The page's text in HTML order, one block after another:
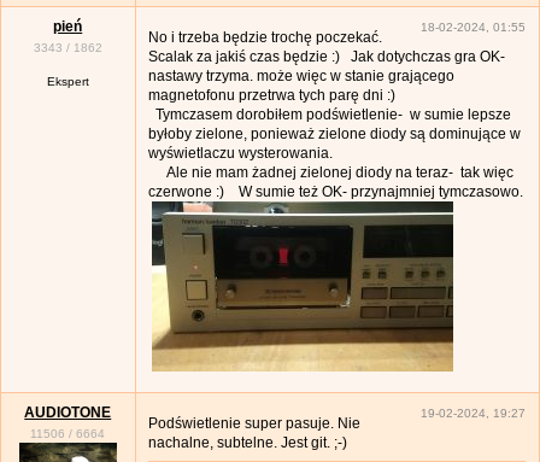
pień
3343 / 1862
Ekspert
18-02-2024, 01:55
No i trzeba będzie trochę poczekać.
Scalak za jakiś czas będzie :) Jak dotychczas gra OK-
nastawy trzyma. może więc w stanie grającego
magnetofonu przetrwa tych parę dni :)
Tymczasem dorobiłem podświetlenie- w sumie lepsze
byłoby zielone, ponieważ zielone diody są dominujące w
wyświetlaczu wysterowania.
Ale nie mam żadnej zielonej diody na teraz- tak więc
czerwone :) W sumie też OK- przynajmniej tymczasowo.
AUDIOTONE
11506 /6664
19-02-2024, 19:27
Podświetlenie super pasuje. Nie
nachalne, subtelne. Jest git. ;-)